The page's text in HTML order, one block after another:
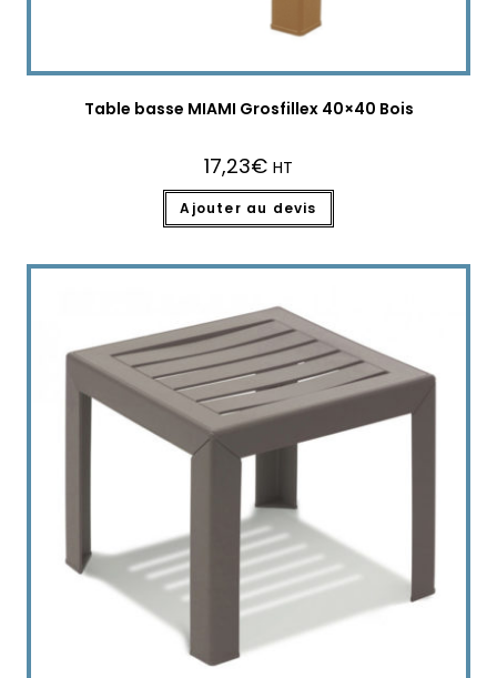
Table basse MIAMI Grosfillex 40×40 Bois
17,23€ HT
Ajouter au devis